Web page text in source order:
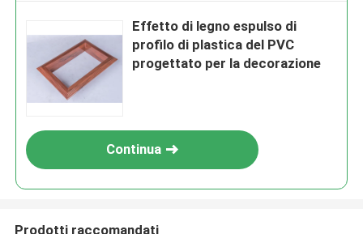
Effetto di legno espulso di
profilo di plastica del PVC
progettato per la decorazione
Continua
Prodotti raccomandati